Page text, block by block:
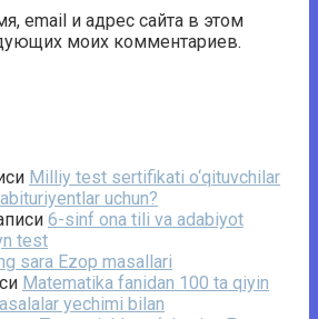
email и адрес сайта в этом
моих комментариев.
Milliy test sertifikati o‘qituvchilar
uchun?
6-sinf ona tili va adabiyot
test
sara Ezop masallari
Matematika fanidan 100 ta qiyin
yechimi bilan